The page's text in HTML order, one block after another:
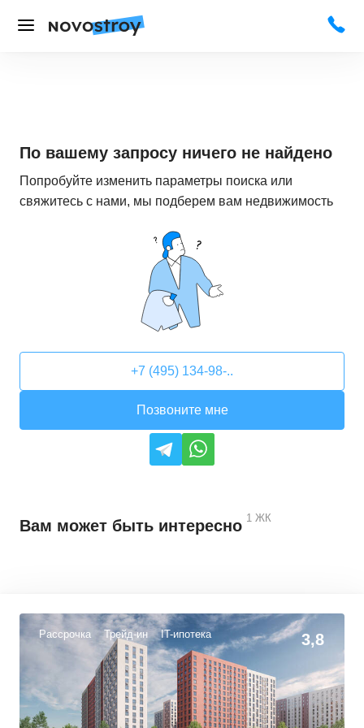
По вашему запросу ничего не найдено
Попробуйте изменить параметры поиска или
свяжитесь с нами, мы подберем вам недвижимость
+7 (495) 134-98-..
Позвоните мне
Вам может быть интересно 1 ЖК
Рассрочка Трейд-ин IT-ипотека 3,8